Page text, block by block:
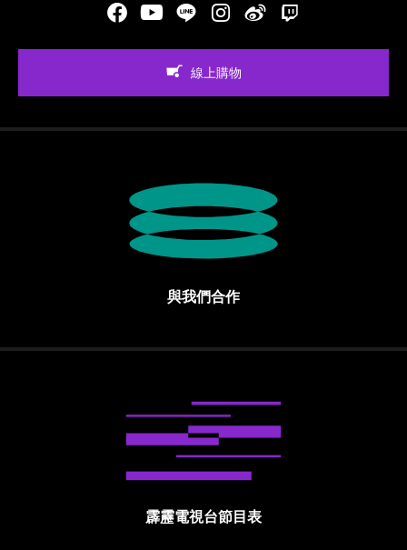
FacebookYoutubeLINE Instgram新浪微博
線上購物
與我們合作
霹靂電視台節目表